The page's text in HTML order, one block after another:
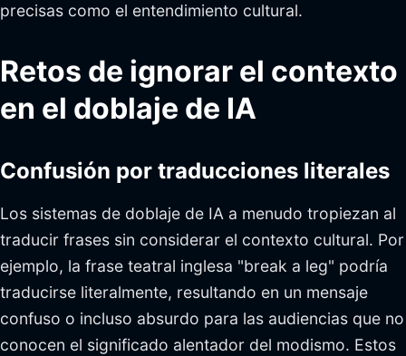
precisas como el entendimiento cultural.
Retos de ignorar el contexto
en el doblaje de IA
Confusión por traducciones literales
Los sistemas de doblaje de IA a menudo tropiezan al
traducir frases sin considerar el contexto cultural. Por
ejemplo, la frase teatral inglesa "break a leg" podría
traducirse literalmente, resultando en un mensaje
confuso o incluso absurdo para las audiencias que no
conocen el significado alentador del modismo. Estos